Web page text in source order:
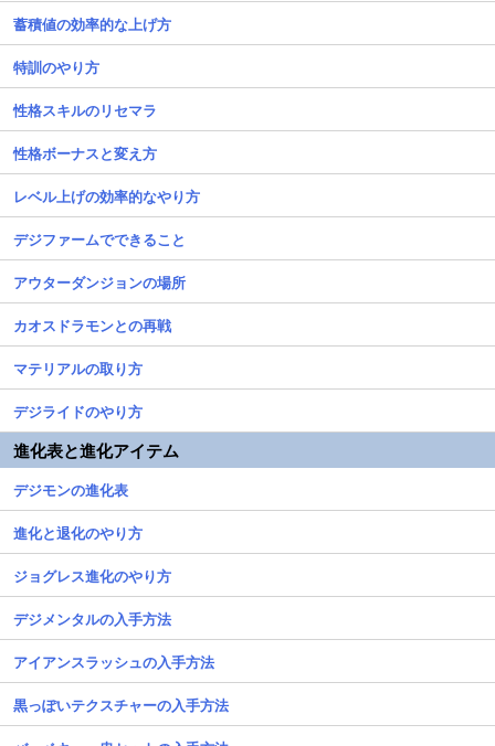
蓄積値の効率的な上げ方
特訓のやり方
性格スキルのリセマラ
性格ボーナスと変え方
レベル上げの効率的なやり方
デジファームでできること
アウターダンジョンの場所
カオスドラモンとの再戦
マテリアルの取り方
デジライドのやり方
進化表と進化アイテム
デジモンの進化表
進化と退化のやり方
ジョグレス進化のやり方
デジメンタルの入手方法
アイアンスラッシュの入手方法
黒っぽいテクスチャーの入手方法